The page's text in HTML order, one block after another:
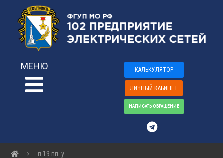
МЕНЮ КАЛЬКУЛЯТОР
ЛИЧНЫЙ КАБИНЕТ
НАПИСАТЬ ОБРАЩЕНИЕ
п.19 пп. у